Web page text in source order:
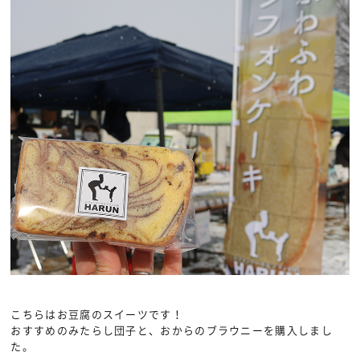
こちらはお豆腐のスイーツです！
おすすめのみたらし団子と、おからのブラウニーを購入しまし
た。